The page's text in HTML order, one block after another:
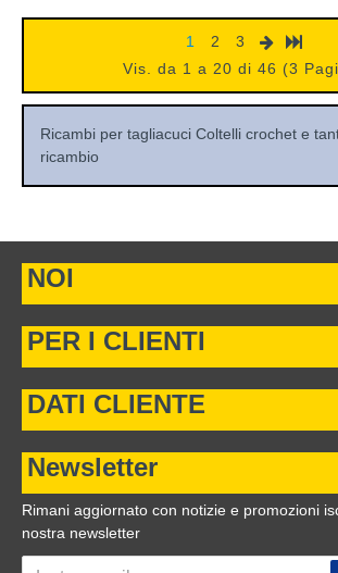
Ricambi per tagliacuci Coltelli crochet e
ricambio
1 2
3
Vis. da 1 a 20 di 46 (3
NOI
PER I CLIENTI
DATI CLIENTE
Newsletter
Rimani aggiornato con notizie e promozioni
nostra newsletter